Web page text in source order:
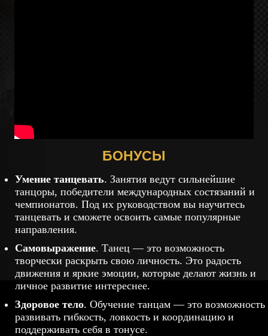
БОНУСЫ
Умение танцевать. Занятия ведут сильнейшие
танцоры, победители международных состязаний и
чемпионатов. Под их руководством вы научитесь
танцевать и сможете освоить самые популярные
направления.
Самовыражение. Танец — это возможность
творчески раскрыть свою личность. Это радость
движения и яркие эмоции, которые делают жизнь и
личное развитие интереснее.
Здоровое тело. Обучение танцам — это возможность
развивать гибкость, ловкость и координацию и
поддерживать себя в тонусе.